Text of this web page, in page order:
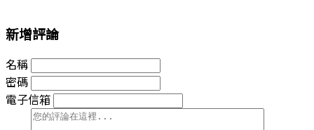
新增評論
名稱
密碼
電子信箱